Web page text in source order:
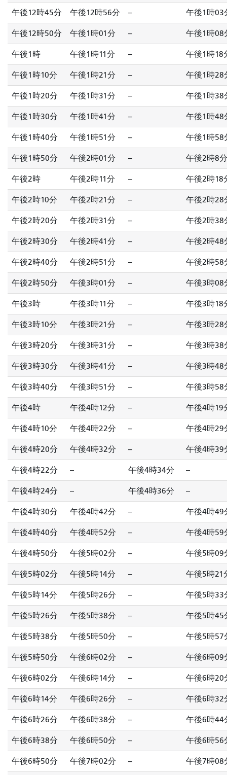
午後12時45分 午後12時56分 -- 午後1時03
午後12時50分 午後1時01分 -- 午後1時08
午後1時 午後1時11分 -- 午後1時18
午後1時10分 午後1時21分 -- 午後1時28
午後1時20分 午後1時31分 -- 午後1時38
午後1時30分 午後1時41分 -- 午後1時48
午後1時40分 午後1時51分 -- 午後1時58
午後1時50分 午後2時01分 -- 午後2時8分
午後2時 午後2時11分 -- 午後2時18
午後2時10分 午後2時21分 -- 午後2時28
午後2時20分 午後2時31分 -- 午後2時38
午後2時30分 午後2時41分 -- 午後2時48
午後2時40分 午後2時51分 -- 午後2時58
午後2時50分 午後3時01分 -- 午後3時08
午後3時 午後3時11分 -- 午後3時18
午後3時10分 午後3時21分 -- 午後3時28
午後3時20分 午後3時31分 -- 午後3時38
午後3時30分 午後3時41分 -- 午後3時48
午後3時40分 午後3時51分 -- 午後3時58
午後4時 午後4時12分 -- 午後4時19
午後4時10分 午後4時22分 -- 午後4時29
午後4時20分 午後4時32分 -- 午後4時39
午後4時22分 -- 午後4時34分 --
午後4時24分 -- 午後4時36分 --
午後4時30分 午後4時42分 -- 午後4時49
午後4時40分 午後4時52分 -- 午後4時59
午後4時50分 午後5時02分 -- 午後5時09
午後5時02分 午後5時14分 -- 午後5時21
午後5時14分 午後5時26分 -- 午後5時33
午後5時26分 午後5時38分 -- 午後5時45
午後5時38分 午後5時50分 -- 午後5時57
午後5時50分 午後6時02分 -- 午後6時09
午後6時02分 午後6時14分 -- 午後6時20
午後6時14分 午後6時26分 -- 午後6時32
午後6時26分 午後6時38分 -- 午後6時44
午後6時38分 午後6時50分 -- 午後6時56
午後6時50分 午後7時02分 -- 午後7時08